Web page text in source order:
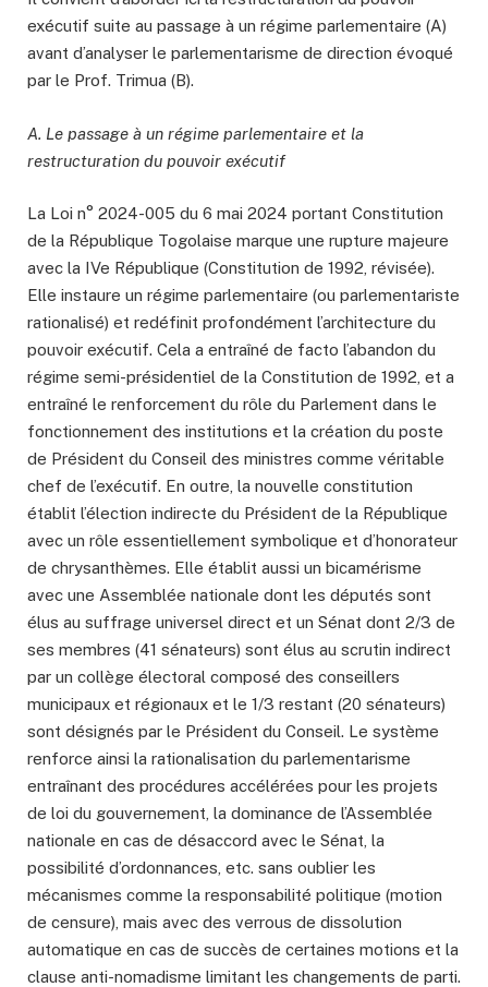
exécutif suite au passage à un régime parlementaire (A)
avant d’analyser le parlementarisme de direction évoqué
par le Prof. Trimua (B).
A. Le passage à un régime parlementaire et la
restructuration du pouvoir exécutif
La Loi n° 2024-005 du 6 mai 2024 portant Constitution
de la République Togolaise marque une rupture majeure
avec la IVe République (Constitution de 1992, révisée).
Elle instaure un régime parlementaire (ou parlementariste
rationalisé) et redéfinit profondément l’architecture du
pouvoir exécutif. Cela a entraîné de facto l’abandon du
régime semi-présidentiel de la Constitution de 1992, et a
entraîné le renforcement du rôle du Parlement dans le
fonctionnement des institutions et la création du poste
de Président du Conseil des ministres comme véritable
chef de l’exécutif. En outre, la nouvelle constitution
établit l’élection indirecte du Président de la République
avec un rôle essentiellement symbolique et d’honorateur
de chrysanthèmes. Elle établit aussi un bicamérisme
avec une Assemblée nationale dont les députés sont
élus au suffrage universel direct et un Sénat dont 2/3 de
ses membres (41 sénateurs) sont élus au scrutin indirect
par un collège électoral composé des conseillers
municipaux et régionaux et le 1/3 restant (20 sénateurs)
sont désignés par le Président du Conseil. Le système
renforce ainsi la rationalisation du parlementarisme
entraînant des procédures accélérées pour les projets
de loi du gouvernement, la dominance de l’Assemblée
nationale en cas de désaccord avec le Sénat, la
possibilité d’ordonnances, etc. sans oublier les
mécanismes comme la responsabilité politique (motion
de censure), mais avec des verrous de dissolution
automatique en cas de succès de certaines motions et la
clause anti-nomadisme limitant les changements de parti.